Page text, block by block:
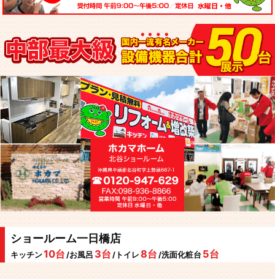
ショールーム一日橋店
キッチン10台 /お風呂 3台 /トイレ 8台 /洗面化粧台 5台